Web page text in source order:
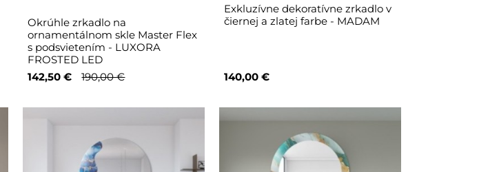
Okrúhle zrkadlo na
ornamentálnom skle Master Flex
s podsvietením - LUXORA
FROSTED LED
142,50 €
190,00 €
Exkluzívne dekoratívne zrkadlo v
čiernej a zlatej farbe - MADAM
140,00 €